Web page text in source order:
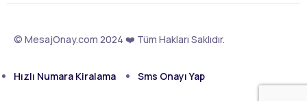
© MesajOnay.com 2024 ❤️ Tüm Hakları Saklıdır.
Hızlı Numara Kiralama Sms Onayı Yap